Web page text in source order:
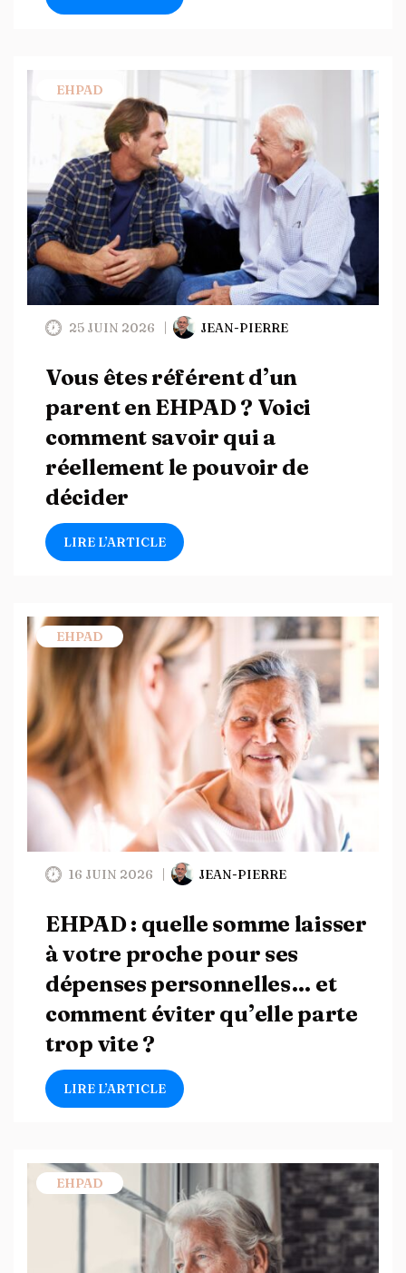
EHPAD
25 JUIN 2026 JEAN-PIERRE
Vous êtes référent d’un
parent en EHPAD ? Voici
comment savoir qui a
réellement le pouvoir de
décider
LIRE L’ARTICLE
EHPAD
16 JUIN 2026 JEAN-PIERRE
EHPAD : quelle somme laisser
à votre proche pour ses
dépenses personnelles… et
comment éviter qu’elle parte
trop vite ?
LIRE L’ARTICLE
EHPAD